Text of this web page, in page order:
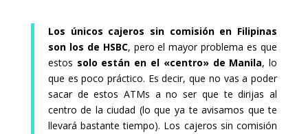
Los únicos cajeros sin comisión en Filipinas
son los de HSBC, pero el mayor problema es que
estos solo están en el «centro» de Manila, lo
que es poco práctico. Es decir, que no vas a poder
sacar de estos ATMs a no ser que te dirijas al
centro de la ciudad (lo que ya te avisamos que te
llevará bastante tiempo). Los cajeros sin comisión